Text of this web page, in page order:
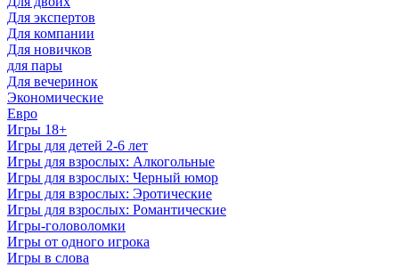
Для экспертов
Для компании
Для новичков
для пары
Для вечеринок
Экономические
Евро
Игры 18+
Игры для детей 2-6 лет
Игры для взрослых: Алкогольные
Игры для взрослых: Черный юмор
Игры для взрослых: Эротические
Игры для взрослых: Романтические
Игры-головоломки
Игры от одного игрока
Игры в слова